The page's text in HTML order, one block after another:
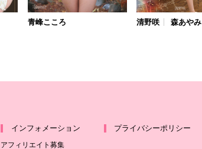
青峰こころ 清野咲 森あやみ
インフォメーション
アフィリエイト募集
プライバシーポリシー